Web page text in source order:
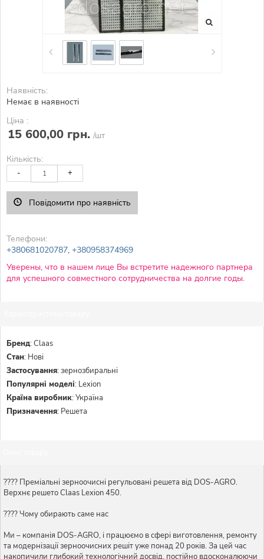
Наявність:
Немає в наявності
Ціна :
15 600,00 грн. /шт
Кількість:
- +
Повідомити про наявність
Телефони:
+380681020787, +380958374969
Уверены, что в нашем лице Вы встретите надежного партнера
для успешного совместного сотрудничества на долгие годы.
Бренд:Claas
Стан: Нові
Застосування:зернозбиральні
Популярні моделі: Lexion
Країна виробник:Україна
Призначення: Решета
???? Преміальні зерноочисні регульовані решета від DOS-AGRO.
Верхнє решето Claas Lexion 450.
???? Чому обирають саме нас
Ми – компанія DOS-AGRO, і працюємо в сфері виготовлення, ремонту
та модернізації зерноочисних решіт уже понад 20 років. За цей час
накопичили глибокий технологічний досвід, постійно вдосконалюючи